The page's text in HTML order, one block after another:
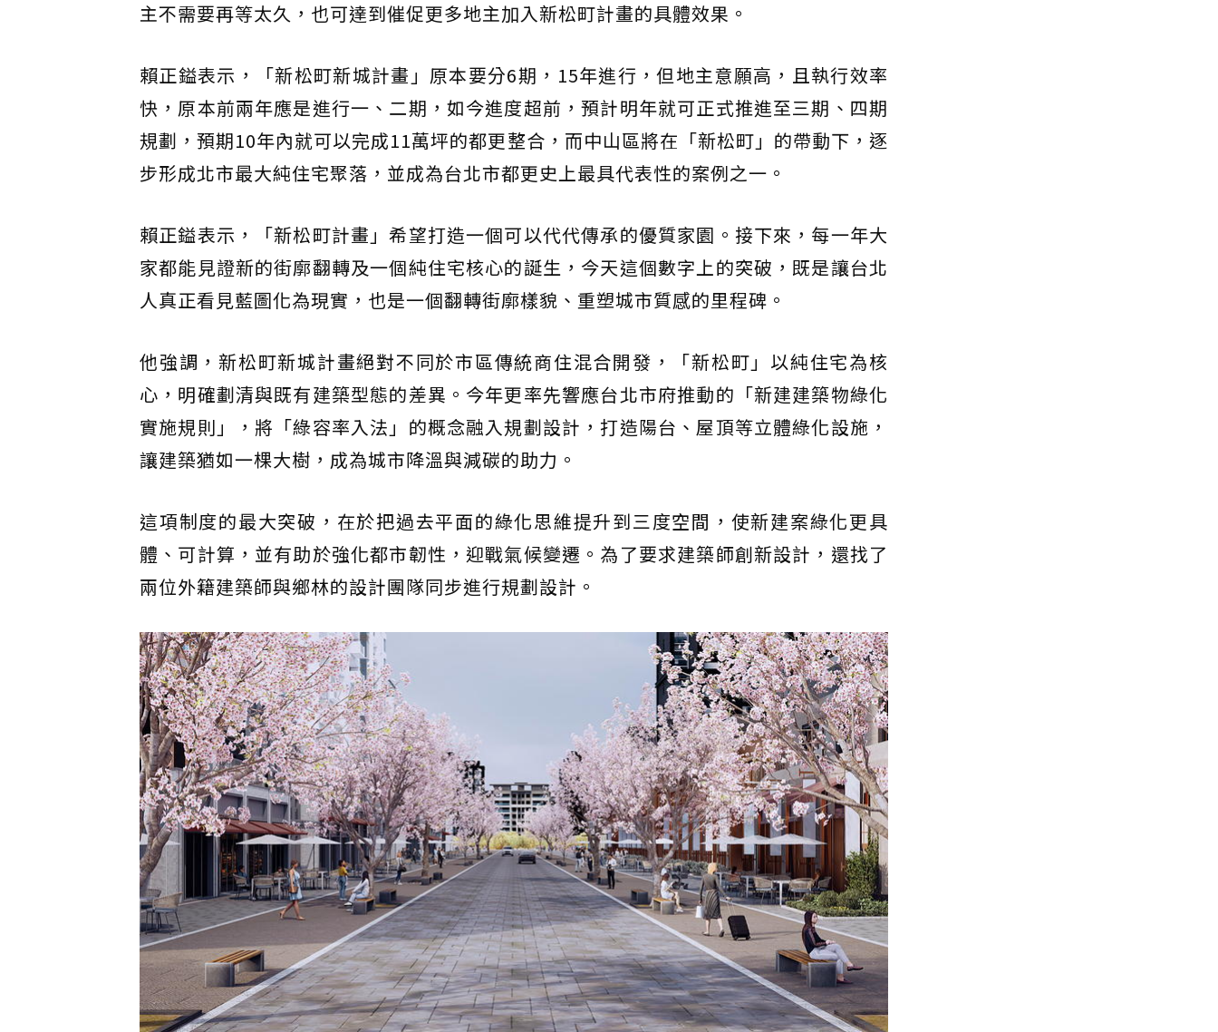
主不需要再等太久，也可達到催促更多地主加入新松町計畫的具體效果。
賴正鎰表示，「新松町新城計畫」原本要分6期，15年進行，但地主意願高，且執行效率
快，原本前兩年應是進行一、二期，如今進度超前，預計明年就可正式推進至三期、四期
規劃，預期10年內就可以完成11萬坪的都更整合，而中山區將在「新松町」的帶動下，逐
步形成北市最大純住宅聚落，並成為台北市都更史上最具代表性的案例之一。
賴正鎰表示，「新松町計畫」希望打造一個可以代代傳承的優質家園。接下來，每一年大
家都能見證新的街廓翻轉及一個純住宅核心的誕生，今天這個數字上的突破，既是讓台北
人真正看見藍圖化為現實，也是一個翻轉街廓樣貌、重塑城市質感的里程碑。
他強調，新松町新城計畫絕對不同於市區傳統商住混合開發，「新松町」以純住宅為核
心，明確劃清與既有建築型態的差異。今年更率先響應台北市府推動的「新建建築物綠化
實施規則」，將「綠容率入法」的概念融入規劃設計，打造陽台、屋頂等立體綠化設施，
讓建築猶如一棵大樹，成為城市降溫與減碳的助力。
這項制度的最大突破，在於把過去平面的綠化思維提升到三度空間，使新建案綠化更具
體、可計算，並有助於強化都市韌性，迎戰氣候變遷。為了要求建築師創新設計，還找了
兩位外籍建築師與鄉林的設計團隊同步進行規劃設計。